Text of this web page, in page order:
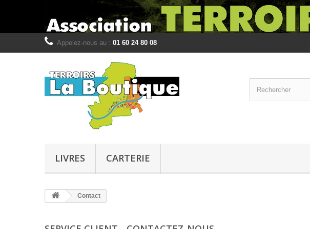
Appelez-nous au : 01 60 24 80 08
LIVRES CARTERIE
Contact